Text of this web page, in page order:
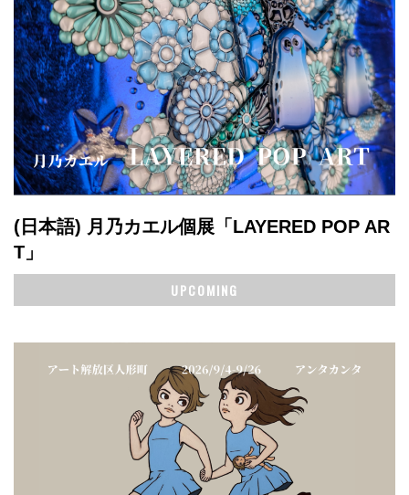
(日本語) 月乃カエル個展「LAYERED POP AR
T」
UPCOMING